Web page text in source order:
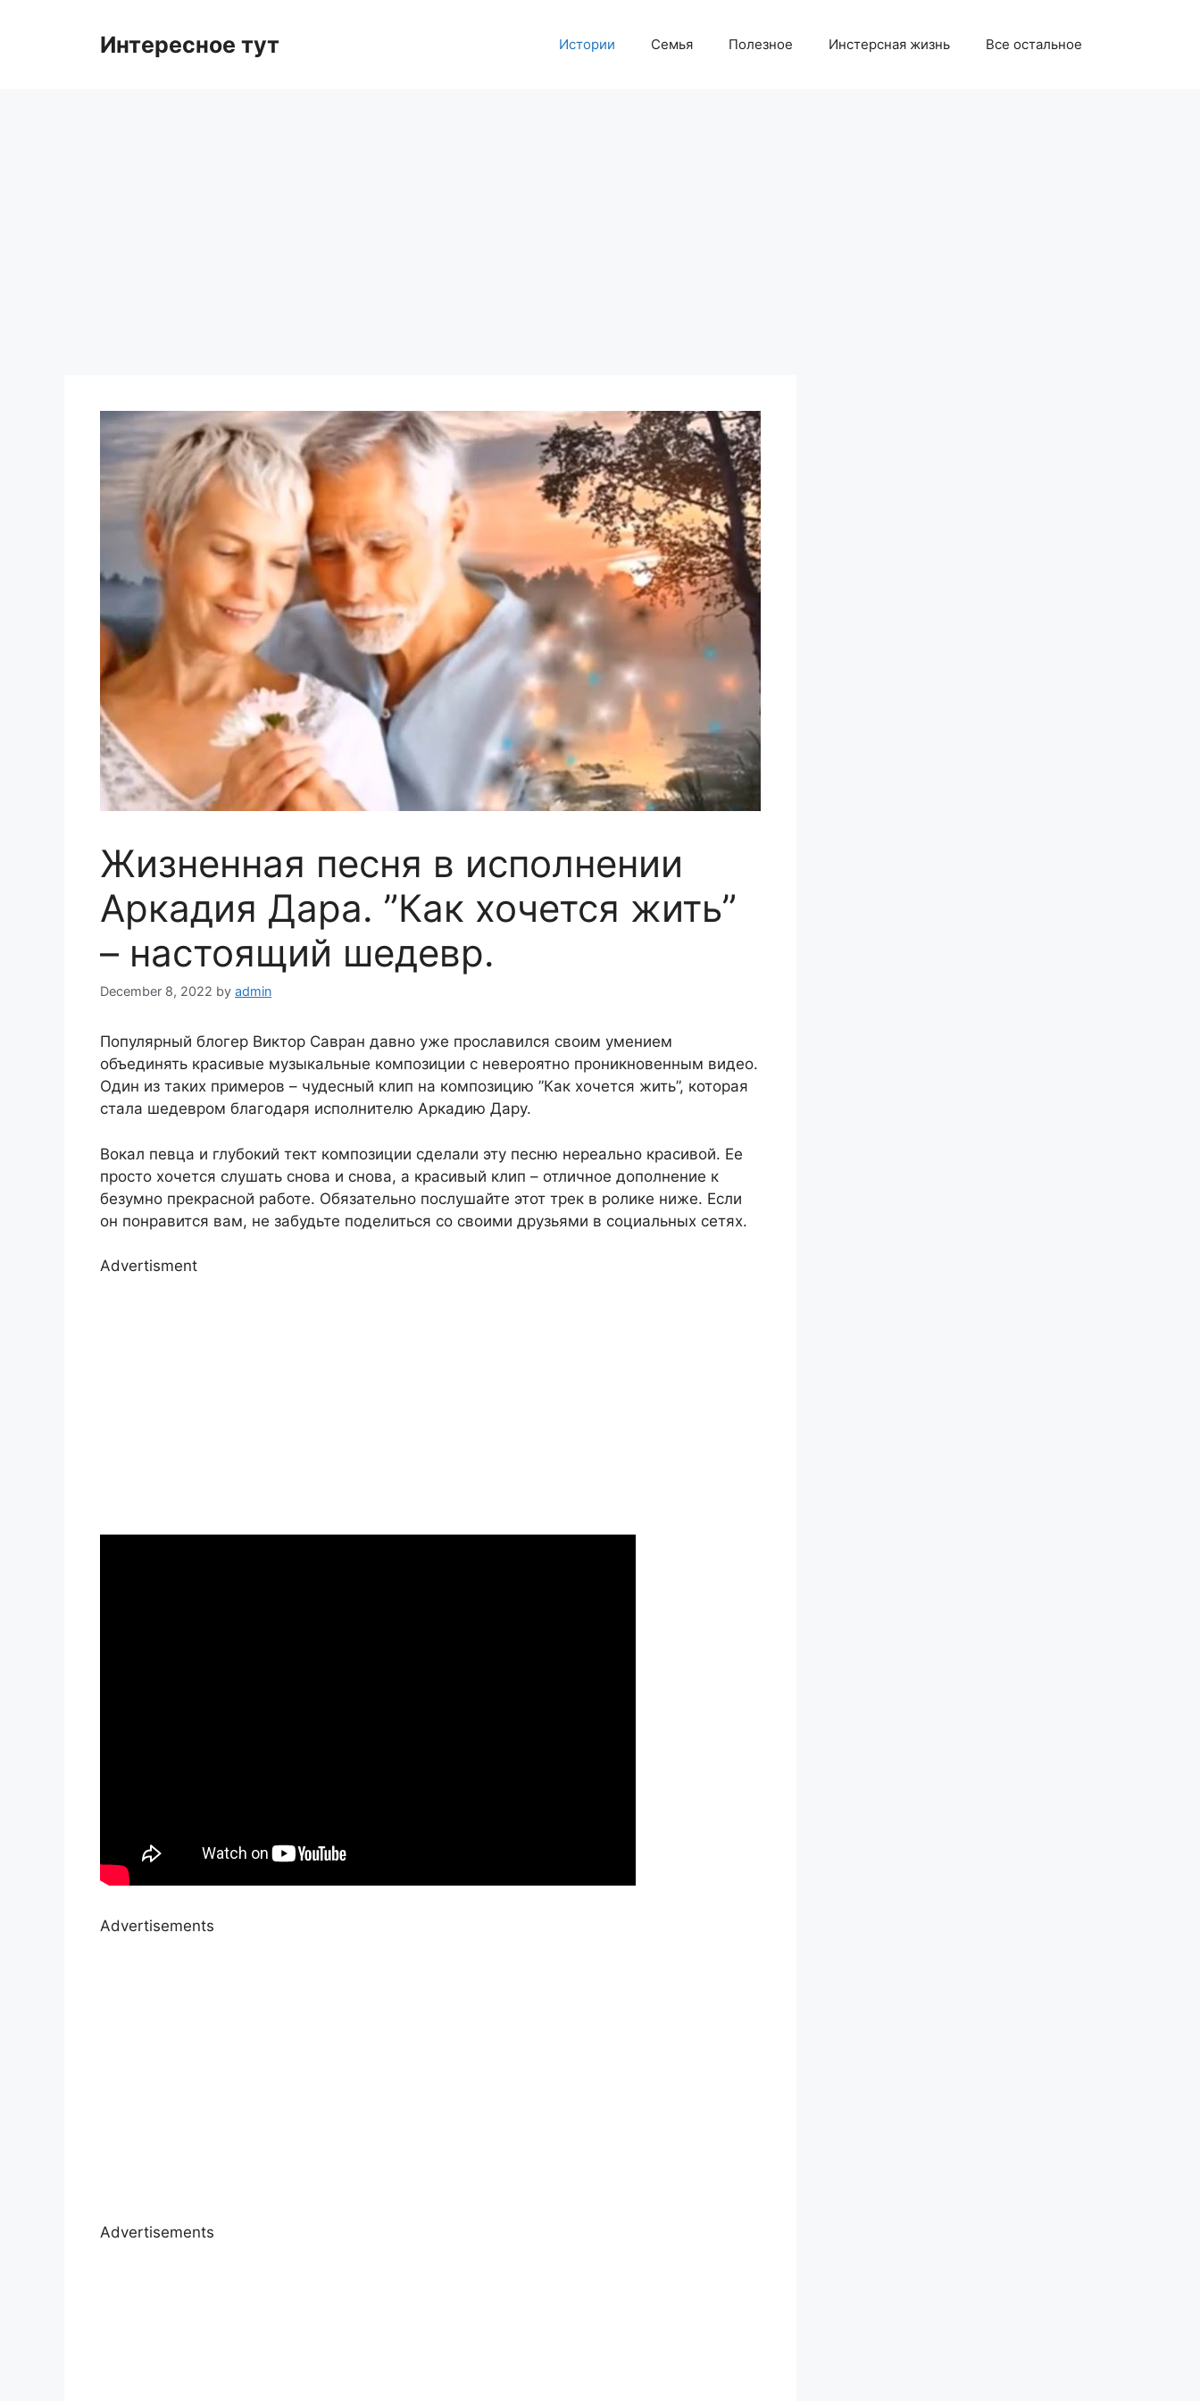
Интересное тут Истории Семья Полезное Инстерсная жизнь Все остальное
Жизненная песня в исполнении
Аркадия Дара. ”Как хочется жить”
– настоящий шедевр.
December 8, 2022 by admin
Популярный блогер Виктор Савран давно уже прославился своим умением
объединять красивые музыкальные композиции с невероятно проникновенным видео.
Один из таких примеров – чудесный клип на композицию ”Как хочется жить”, которая
стала шедевром благодаря исполнителю Аркадию Дару.
Вокал певца и глубокий тект композиции сделали эту песню нереально красивой. Ее
просто хочется слушать снова и снова, а красивый клип – отличное дополнение к
безумно прекрасной работе. Обязательно послушайте этот трек в ролике ниже. Если
он понравится вам, не забудьте поделиться со своими друзьями в социальных сетях.
Advertisment
Advertisements
Advertisements